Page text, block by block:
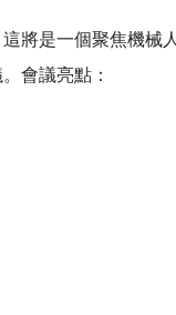
將是一個聚焦機械
會議亮點：